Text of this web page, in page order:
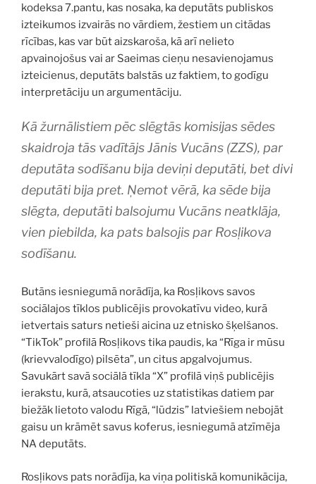
kodeksa 7.pantu, kas nosaka, ka deputāts publiskos
izteikumos izvairās no vārdiem, žestiem un citādas
rīcības, kas var būt aizskaroša, kā arī nelieto
apvainojošus vai ar Saeimas cieņu nesavienojamus
izteicienus, deputāts balstās uz faktiem, to godīgu
interpretāciju un argumentāciju.
Kā žurnālistiem pēc slēgtās komisijas sēdes
skaidroja tās vadītājs Jānis Vucāns (ZZS), par
deputāta sodīšanu bija deviņi deputāti, bet divi
deputāti bija pret. Ņemot vērā, ka sēde bija
slēgta, deputāti balsojumu Vucāns neatklāja,
vien piebilda, ka pats balsojis par Rosļikova
sodīšanu.
Butāns iesniegumā norādīja, ka Rosļikovs savos
sociālajos tīklos publicējis provokatīvu video, kurā
ietvertais saturs netieši aicina uz etnisko šķelšanos.
“TikTok” profilā Rosļikovs tika paudis, ka “Rīga ir mūsu
(krievvalodīgo) pilsēta”, un citus apgalvojumus.
Savukārt savā sociālā tīkla “X” profilā viņš publicējis
ierakstu, kurā, atsaucoties uz statistikas datiem par
biežāk lietoto valodu Rīgā, “lūdzis” latviešiem nebojāt
gaisu un krāmēt savus koferus, iesniegumā atzīmēja
NA deputāts.
Rosļikovs pats norādīja, ka viņa politiskā komunikācija,